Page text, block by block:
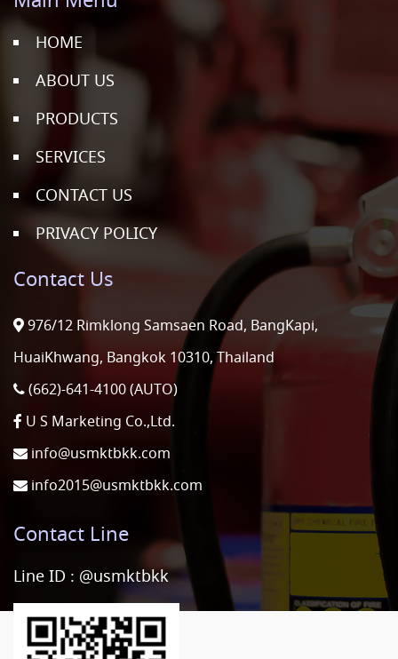
HOME
ABOUT US
PRODUCTS
SERVICES
CONTACT US
PRIVACY POLICY
Contact Us
976/12 Rimklong Samsaen Road, BangKapi,
HuaiKhwang, Bangkok 10310, Thailand
(662)-641-4100 (AUTO)
U S Marketing Co.,Ltd.
info@usmktbkk.com
info2015@usmktbkk.com
Contact Line
Line ID : @usmktbkk